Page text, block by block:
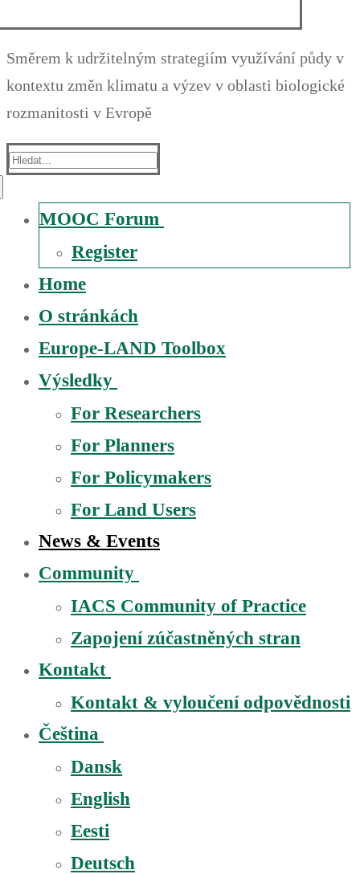
Směrem k udržitelným strategiím využívání půdy v
kontextu změn klimatu a výzev v oblasti biologické
rozmanitosti v Evropě
Suche
MOOC Forum
Register
Home
O stránkách
Europe-LAND Toolbox
Výsledky
For Researchers
For Planners
For Policymakers
For Land Users
News & Events
Community
IACS Community of Practice
Zapojení zúčastněných stran
Kontakt
Kontakt & vyloučení odpovědnosti
Čeština
Dansk
English
Eesti
Deutsch